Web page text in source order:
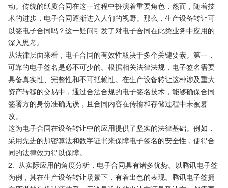
动。传统的纸质合同在这一过程中扮演着重要角色，然而，随着技
术的进步，电子合同逐渐进入人们的视野。那么，生产设备转让可
以签电子合同吗？这一疑问引发了对电子合同在此类业务中应用的
深入思考。
从法律层面来看，电子合同的有效性取决于多个关键要素。第一，
可靠的电子签名是必不可少的。根据相关法律法规，电子签名需要
具备真实性、完整性和不可抵赖性。在生产设备转让这种涉及重大
资产转移的交易中，通过合法合规的电子签名技术，能够确保合同
签署方的身份准确无误，且合同内容在传输和存储过程中未被篡
改。
这为电子合同在设备转让中的应用提供了坚实的法律基础。例如，
采用先进的加密算法和数字证书来保障电子签名的安全性，使得合
同的法律效力得以保障。
2.  从实际应用的角度分析，电子合同具有诸多优势。以腾讯电子签
为例，其在生产设备转让场景下，有着出色的表现。腾讯电子签拥